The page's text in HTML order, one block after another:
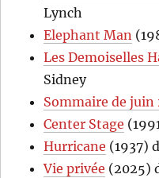
Lynch
Elephant Man
Les Demoiselles
Sidney
Sommaire de juin
Center Stage
Hurricane (1937)
Vie privée (2025)